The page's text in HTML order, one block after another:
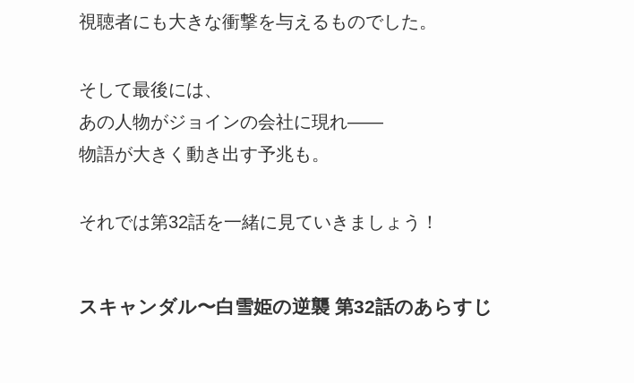
視聴者にも大きな衝撃を与えるものでした。
そして最後には、
あの人物がジョインの会社に現れ――
物語が大きく動き出す予兆も。
それでは第32話を一緒に見ていきましょう！
スキャンダル〜白雪姫の逆襲 第32話のあらすじ